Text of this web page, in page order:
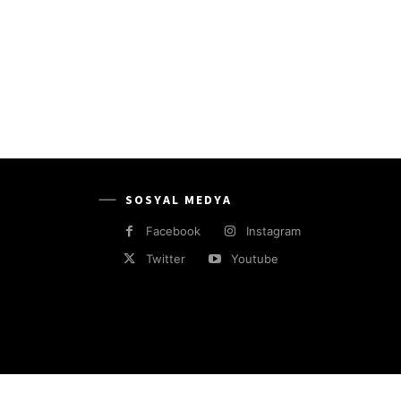
SOSYAL MEDYA
Facebook
Instagram
Twitter
Youtube